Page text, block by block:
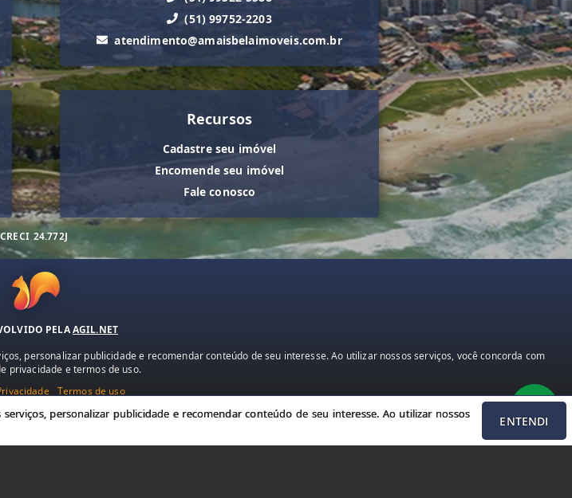
(51) 99752-2203
atendimento@amaisbelaimoveis.com.br
Recursos
Cadastre seu imóvel
Encomende seu imóvel
Fale conosco
CRECI 24.772J
PELAAGIL.NET
personalizar publicidade e recomendar conteúdo de seu interesse. Ao utilizar nossos serviços, você concorda com
privacidade e termos de uso.
Termos de uso
personalizar publicidade e recomendar conteúdo de seu interesse. Ao utilizar nossos
ENTENDI